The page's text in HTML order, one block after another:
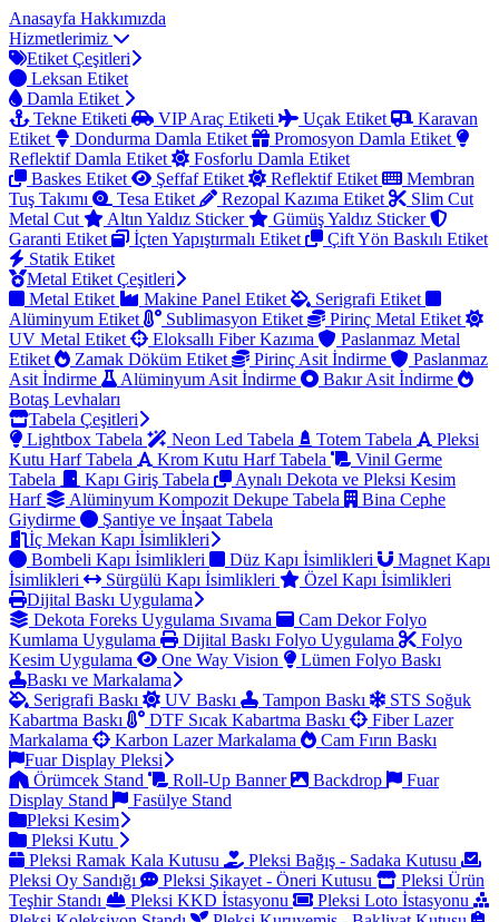
Anasayfa Hakkımızda
Hizmetlerimiz
Etiket Çeşitleri
Leksan Etiket
Damla Etiket
Tekne Etiketi
VIP Araç Etiketi Uçak Etiket
Karavan
Etiket
Dondurma Damla Etiket
Promosyon Damla Etiket
Reflektif Damla Etiket
Fosforlu Damla Etiket
Baskes Etiket
Şeffaf Etiket Reflektif Etiket
Membran
Tuş Takımı
Tesa Etiket Rezopal Kazıma Etiket
Slim Cut
Metal Cut
Altın Yaldız Sticker
Gümüş Yaldız Sticker
Garanti Etiket
İçten Yapıştırmalı Etiket
Çift Yön Baskılı Etiket
Statik Etiket
Metal Etiket Çeşitleri
Metal Etiket
Makine Panel Etiket
Serigrafi Etiket
Alüminyum Etiket
Sublimasyon Etiket
Pirinç Metal Etiket
UV Metal Etiket
Eloksallı Fiber Kazıma
Paslanmaz Metal
Etiket
Zamak Döküm Etiket Pirinç Asit İndirme
Paslanmaz
Asit İndirme
Alüminyum Asit İndirme
Bakır Asit İndirme
Botaş Levhaları
Tabela Çeşitleri
Lightbox Tabela
Neon Led Tabela Totem Tabela
Pleksi
Kutu Harf Tabela
Krom Kutu Harf Tabela
Vinil Germe
Tabela
Kapı Giriş Tabela
Aynalı Dekota ve Pleksi Kesim
Harf
Alüminyum Kompozit Dekupe Tabela
Bina Cephe
Giydirme
Şantiye ve İnşaat Tabela
İç Mekan Kapı İsimlikleri
Bombeli Kapı İsimlikleri
Düz Kapı İsimlikleri
Magnet Kapı
İsimlikleri
Sürgülü Kapı İsimlikleri
Özel Kapı İsimlikleri
Dijital Baskı Uygulama
Dekota Foreks Uygulama Sıvama
Cam Dekor Folyo
Kumlama Uygulama
Dijital Baskı Folyo Uygulama
Folyo
Kesim Uygulama
One Way Vision
Lümen Folyo Baskı
Baskı ve Markalama
Serigrafi Baskı
UV Baskı Tampon Baskı
STS Soğuk
Kabartma Baskı
DTF Sıcak Kabartma Baskı
Fiber Lazer
Markalama
Karbon Lazer Markalama
Cam Fırın Baskı
Fuar Display Pleksi
Örümcek Stand
Roll-Up Banner Backdrop
Fuar
Display Stand
Fasülye Stand
Pleksi Kesim
Pleksi Kutu
Pleksi Ramak Kala Kutusu
Pleksi Bağış - Sadaka Kutusu
Pleksi Oy Sandığı
Pleksi Şikayet - Öneri Kutusu
Pleksi Ürün
Teşhir Standı
Pleksi KKD İstasyonu
Pleksi Loto İstasyonu